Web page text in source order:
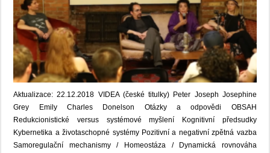
Aktualizace: 22.12.2018 VIDEA (české titulky) Peter Joseph Josephine
Grey Emily Charles Donelson Otázky a odpovědi OBSAH
Redukcionistické versus systémové myšlení Kognitivní předsudky
Kybernetika a životaschopné systémy Pozitivní a negativní zpětná vazba
Samoregulační mechanismy / Homeostáza / Dynamická rovnováha